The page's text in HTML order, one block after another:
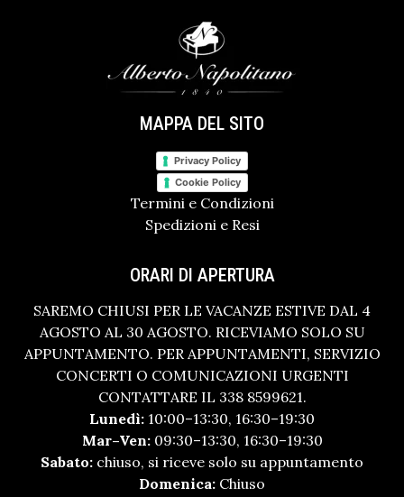
MAPPA DEL SITO
Privacy Policy
Cookie Policy
Termini e Condizioni
Spedizioni e Resi
ORARI DI APERTURA
SAREMO CHIUSI PER LE VACANZE ESTIVE DAL 4
AGOSTO AL 30 AGOSTO. RICEVIAMO SOLO SU
APPUNTAMENTO. PER APPUNTAMENTI, SERVIZIO
CONCERTI O COMUNICAZIONI URGENTI
CONTATTARE IL 338 8599621.
Lunedì: 10:00–13:30, 16:30–19:30
Mar–Ven:09:30–13:30, 16:30–19:30
Sabato: chiuso, si riceve solo su appuntamento
Domenica: Chiuso